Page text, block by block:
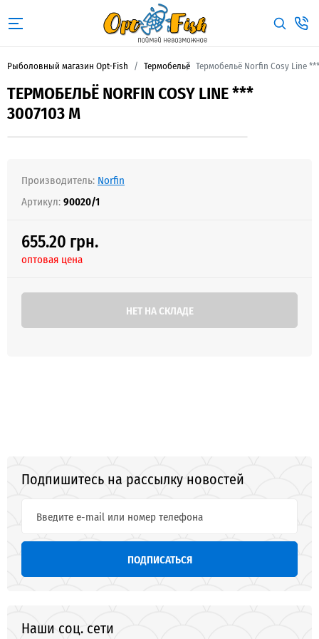
Рыболовный магазин Opt-Fish Термобельё Термобельё Norfin Cosy Line
ТЕРМОБЕЛЬЁ NORFIN COSY LINE ***
3007103 M
Производитель: Norfin
Артикул:90020/1
655.20 грн.
оптовая цена
НЕТ НА СКЛАДЕ
Подпишитесь на рассылку новостей
ПОДПИСАТЬСЯ
Наши соц. сети